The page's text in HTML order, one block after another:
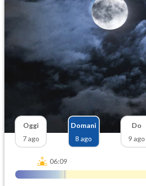
Oggi
7 ago
Domani
8 ago
Do
9 ago
06:09